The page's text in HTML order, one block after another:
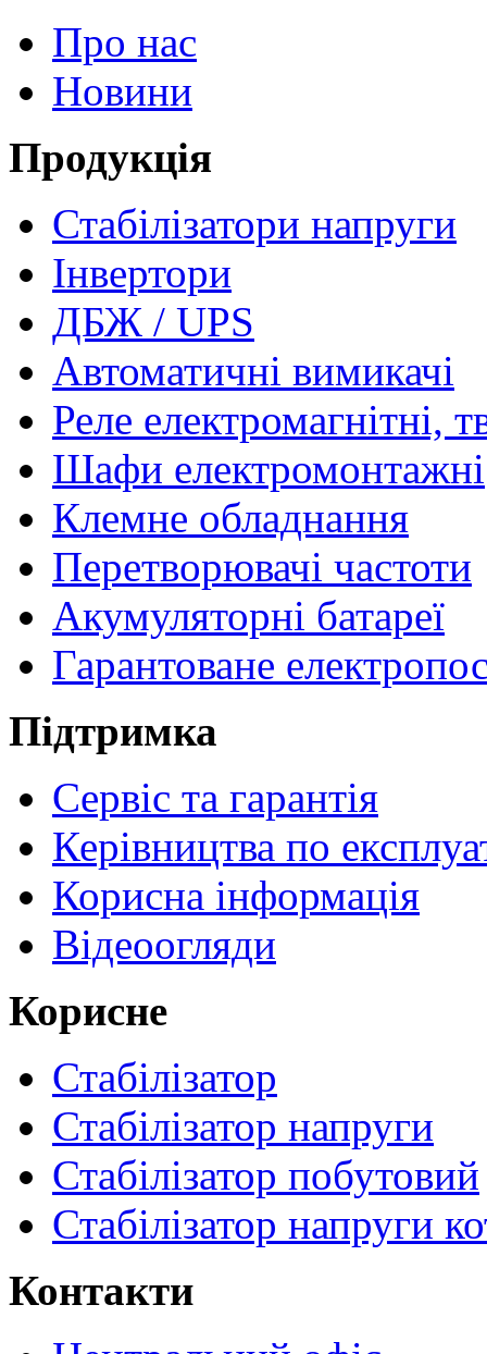
Про нас
Новини
Продукція
Стабілізатори напруги
Інвертори
ДБЖ / UPS
Автоматичні вимикачі
Реле електромагнітні,
Шафи електромонтажні
Клемне обладнання
Перетворювачі частоти
Акумуляторні батареї
Гарантоване
Підтримка
Сервіс та гарантія
Керівництва по
Корисна інформація
Відеоогляди
Корисне
Стабілізатор
Стабілізатор напруги
Стабілізатор побутовий
Стабілізатор напруги
Контакти